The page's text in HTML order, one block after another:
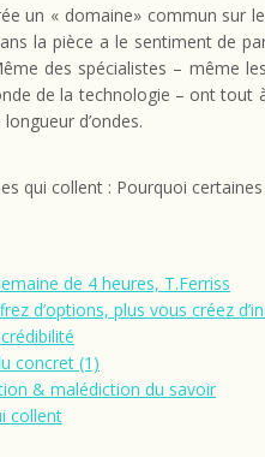
un « domaine» commun sur
la pièce a le sentiment de
des spécialistes – même
de la technologie – ont tout
d’ondes.
qui collent : Pourquoi
de 4 heures, T.Ferriss
d’options, plus vous créez
concret (1)
& malédiction du savoir
collent